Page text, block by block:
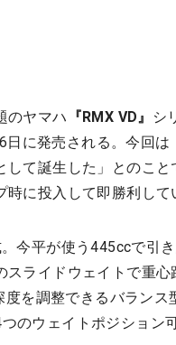
のヤマハ 『RMX VD』
シ
日に発売される。今回
して誕生した」とのこ
に投入して即勝利して
今平が使う445ccで引
ライドウェイトで重心
を調整できるバラン
のウェイトポジション